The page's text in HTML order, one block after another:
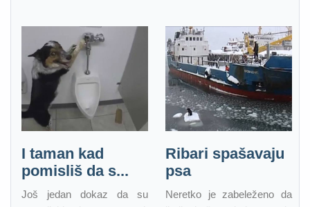
I taman kad
pomisliš da s...
Još jedan dokaz da su
Ribari spašavaju
psa
Neretko je zabeleženo da